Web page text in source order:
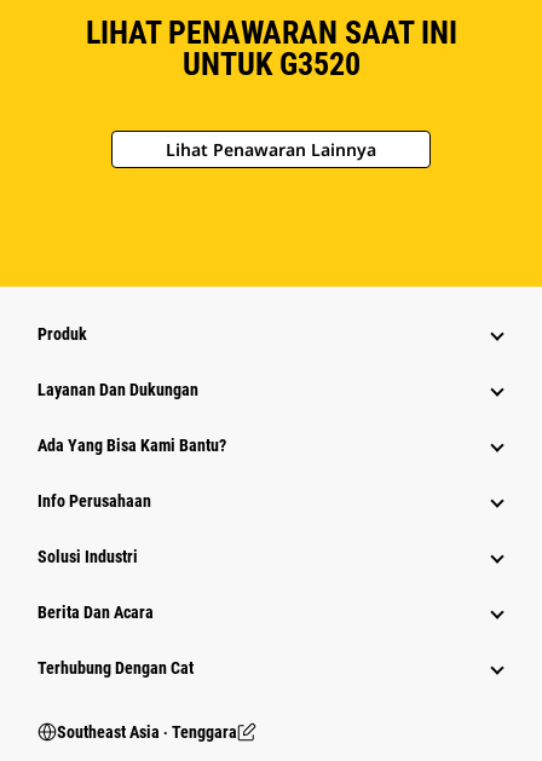
LIHAT PENAWARAN SAAT INI
UNTUK G3520
Lihat Penawaran Lainnya
Produk
Layanan Dan Dukungan
Ada Yang Bisa Kami Bantu?
Info Perusahaan
Solusi Industri
Berita Dan Acara
Terhubung Dengan Cat
Southeast Asia ‧ Tenggara